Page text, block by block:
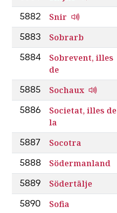
5882 Snir
5883 Sobrarb
5884
Sobrevent, illes
de
5885 Sochaux
5886
Societat, illes de
la
5887 Socotra
5888 Södermanland
5889 Södertälje
5890 Sofia